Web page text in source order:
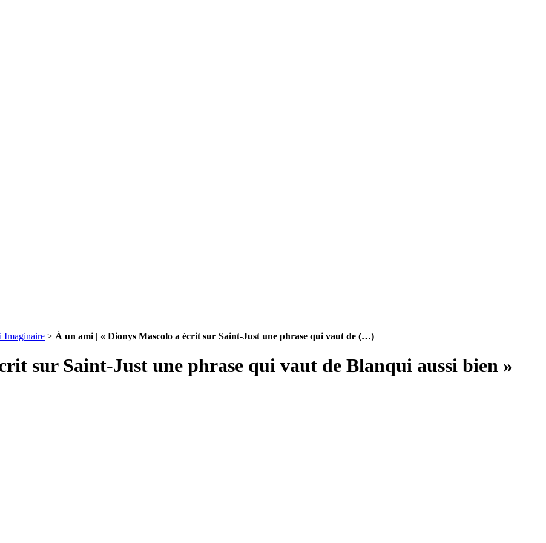
Imaginaire > À un ami | « Dionys Mascolo a écrit sur Saint-Just une phrase qui vaut de (…)
sur Saint-Just une phrase qui vaut de Blanqui aussi bien »